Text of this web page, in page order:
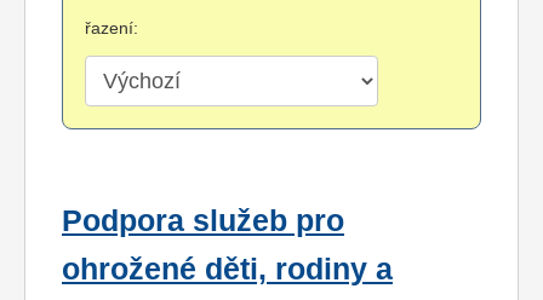
řazení:
Podpora služeb pro
ohrožené děti, rodiny a